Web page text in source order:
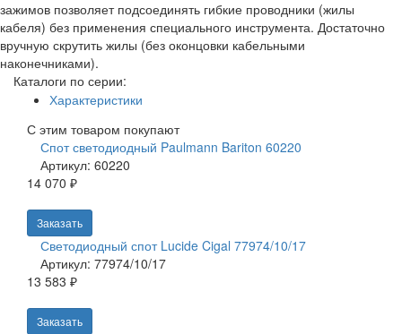
зажимов позволяет подсоединять гибкие проводники (жилы
кабеля) без применения специального инструмента. Достаточно
вручную скрутить жилы (без оконцовки кабельными
наконечниками).
Каталоги по серии:
Характеристики
С этим товаром покупают
Спот светодиодный Paulmann Bariton 60220
Артикул: 60220
14 070 ₽
Заказать
Светодиодный спот Lucide Cigal 77974/10/17
Артикул: 77974/10/17
13 583 ₽
Заказать